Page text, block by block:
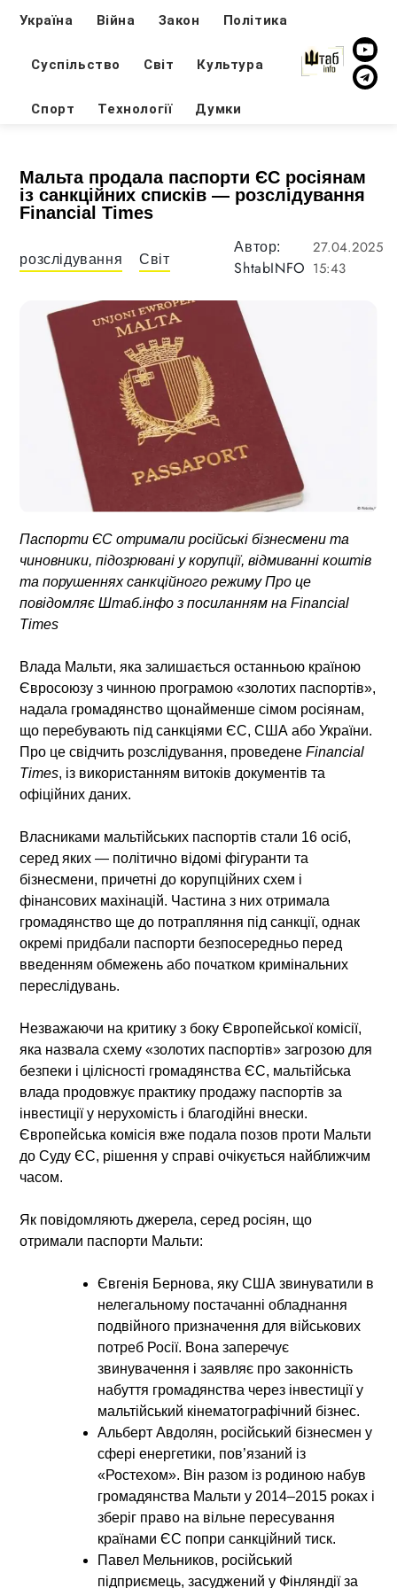
Україна Війна Закон Політика
Суспільство Світ Культура
Спорт Технології Думки
Мальта продала паспорти ЄС росіянам
із санкційних списків — розслідування
Financial Times
розслідування Світ
Автор:
ShtabINFO
27.04.2025
15:43
Паспорти ЄС отримали російські бізнесмени та
чиновники, підозрювані у корупції, відмиванні коштів
та порушеннях санкційного режиму Про це
повідомляє Штаб.інфо з посиланням на Financial
Times
Влада Мальти, яка залишається останньою країною
Євросоюзу з чинною програмою «золотих паспортів»,
надала громадянство щонайменше сімом росіянам,
що перебувають під санкціями ЄС, США або України.
Про це свідчить розслідування, проведенеFinancial
Times, із використанням витоків документів та
офіційних даних.
Власниками мальтійських паспортів стали 16 осіб,
серед яких — політично відомі фігуранти та
бізнесмени, причетні до корупційних схем і
фінансових махінацій. Частина з них отримала
громадянство ще до потрапляння під санкції, однак
окремі придбали паспорти безпосередньо перед
введенням обмежень або початком кримінальних
переслідувань.
Незважаючи на критику з боку Європейської комісії,
яка назвала схему «золотих паспортів» загрозою для
безпеки і цілісності громадянства ЄС, мальтійська
влада продовжує практику продажу паспортів за
інвестиції у нерухомість і благодійні внески.
Європейська комісія вже подала позов проти Мальти
до Суду ЄС, рішення у справі очікується найближчим
часом.
Як повідомляють джерела, серед росіян, що
отримали паспорти Мальти:
Євгенія Бернова, яку США звинуватили в
нелегальному постачанні обладнання
подвійного призначення для військових
потреб Росії. Вона заперечує
звинувачення і заявляє про законність
набуття громадянства через інвестиції у
мальтійський кінематографічний бізнес.
Альберт Авдолян, російський бізнесмен у
сфері енергетики, пов’язаний із
«Ростехом». Він разом із родиною набув
громадянства Мальти у 2014–2015 роках і
зберіг право на вільне пересування
країнами ЄС попри санкційний тиск.
Павел Мельников, російський
підприємець, засуджений у Фінляндії за